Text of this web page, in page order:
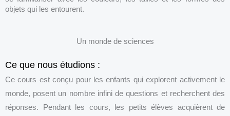
objets qui les entourent.
Un monde de sciences
Ce que nous étudions :
Ce cours est conçu pour les enfants qui explorent activement le
monde, posent un nombre infini de questions et recherchent des
réponses. Pendant les cours, les petits élèves acquièrent de